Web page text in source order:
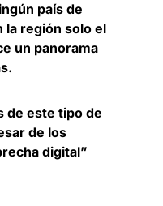
país de
la región solo el
un panorama
de este tipo de
de los
digital”